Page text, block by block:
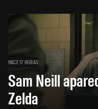
HACE 17 HORAS
Sam Neill
Zelda